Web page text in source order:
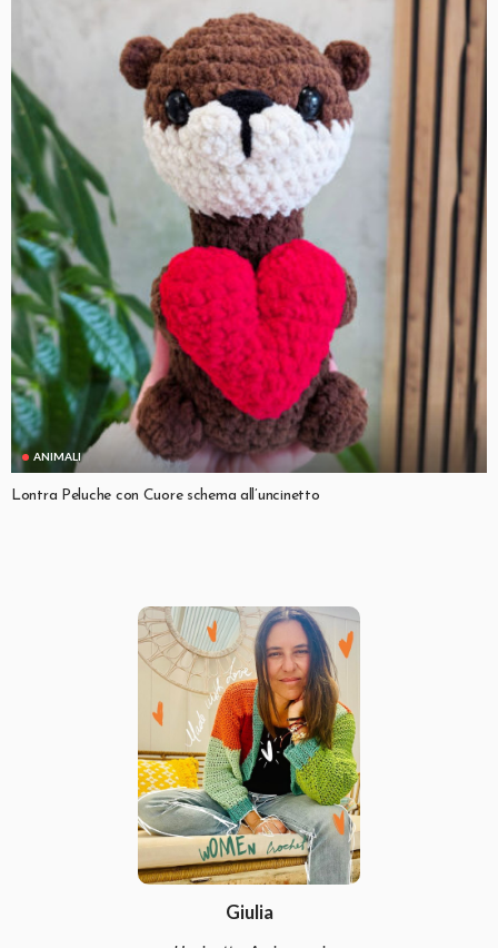
ANIMALI
Lontra Peluche con Cuore schema all’uncinetto
Giulia